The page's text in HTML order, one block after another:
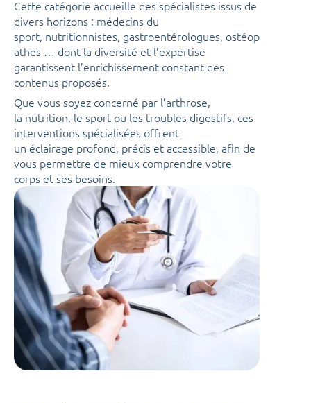
Cette catégorie accueille des spécialistes issus de
divers horizons : médecins du
sport, nutritionnistes, gastroentérologues, ostéop
athes … dont la diversité et l’expertise
garantissent l’enrichissement constant des
contenus proposés.
Que vous soyez concerné par l’arthrose,
la nutrition, le sport ou les troubles digestifs, ces
interventions spécialisées offrent
un éclairage profond, précis et accessible, afin de
vous permettre de mieux comprendre votre
corps et ses besoins.